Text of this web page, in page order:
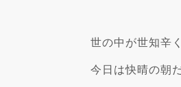
世の中が世知辛
今日は快晴の朝